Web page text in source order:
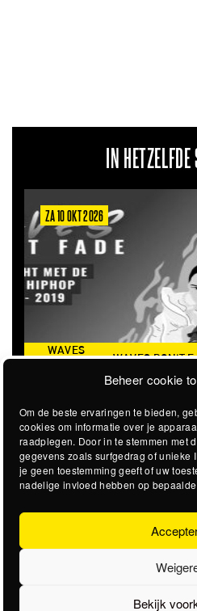
Beheer cookie
Om de beste ervaringen te bieden,
cookies om informatie over je
raadplegen. Door in te stemmen met
gegevens zoals surfgedrag of unieke
je geen toestemming geeft of uw
nadelige invloed hebben op
Bekijk
IN
ZA 10 OKT 2026
WAVES
WAVES DON'T
NAAR DE